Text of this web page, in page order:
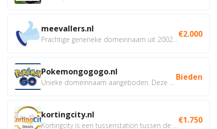
meevallers.nl €2.000
Pokemongogogo.nl Bieden
kortingcity.nl €1.750